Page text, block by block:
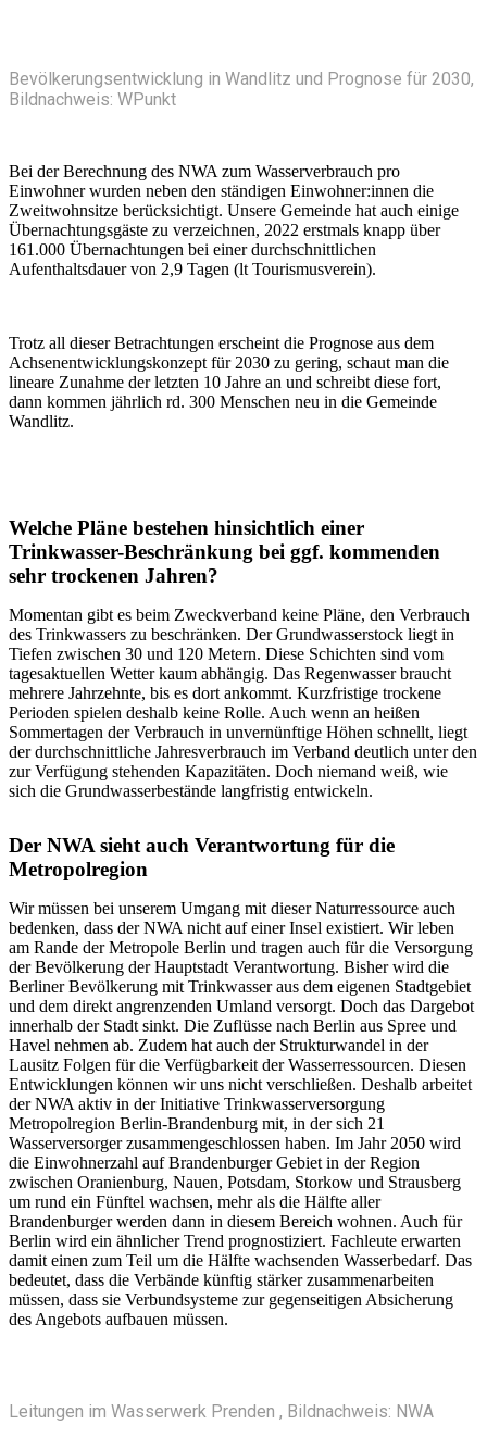
Bevölkerungsentwicklung in Wandlitz und Prognose für 2030,
Bildnachweis: WPunkt
Bei der Berechnung des NWA zum Wasserverbrauch pro
Einwohner wurden neben den ständigen Einwohner:innen die
Zweitwohnsitze berücksichtigt. Unsere Gemeinde hat auch einige
Übernachtungsgäste zu verzeichnen, 2022 erstmals knapp über
161.000 Übernachtungen bei einer durchschnittlichen
Aufenthaltsdauer von 2,9 Tagen (lt Tourismusverein).
Trotz all dieser Betrachtungen erscheint die Prognose aus dem
Achsenentwicklungskonzept für 2030 zu gering, schaut man die
lineare Zunahme der letzten 10 Jahre an und schreibt diese fort,
dann kommen jährlich rd. 300 Menschen neu in die Gemeinde
Wandlitz.
Welche Pläne bestehen hinsichtlich einer
Trinkwasser-Beschränkung bei ggf. kommenden
sehr trockenen Jahren?
Momentan gibt es beim Zweckverband keine Pläne, den Verbrauch
des Trinkwassers zu beschränken. Der Grundwasserstock liegt in
Tiefen zwischen 30 und 120 Metern. Diese Schichten sind vom
tagesaktuellen Wetter kaum abhängig. Das Regenwasser braucht
mehrere Jahrzehnte, bis es dort ankommt. Kurzfristige trockene
Perioden spielen deshalb keine Rolle. Auch wenn an heißen
Sommertagen der Verbrauch in unvernünftige Höhen schnellt, liegt
der durchschnittliche Jahresverbrauch im Verband deutlich unter den
zur Verfügung stehenden Kapazitäten. Doch niemand weiß, wie
sich die Grundwasserbestände langfristig entwickeln.
Der NWA sieht auch Verantwortung für die
Metropolregion
Wir müssen bei unserem Umgang mit dieser Naturressource auch
bedenken, dass der NWA nicht auf einer Insel existiert. Wir leben
am Rande der Metropole Berlin und tragen auch für die Versorgung
der Bevölkerung der Hauptstadt Verantwortung. Bisher wird die
Berliner Bevölkerung mit Trinkwasser aus dem eigenen Stadtgebiet
und dem direkt angrenzenden Umland versorgt. Doch das Dargebot
innerhalb der Stadt sinkt. Die Zuflüsse nach Berlin aus Spree und
Havel nehmen ab. Zudem hat auch der Strukturwandel in der
Lausitz Folgen für die Verfügbarkeit der Wasserressourcen. Diesen
Entwicklungen können wir uns nicht verschließen. Deshalb arbeitet
der NWA aktiv in der Initiative Trinkwasserversorgung
Metropolregion Berlin-Brandenburg mit, in der sich 21
Wasserversorger zusammengeschlossen haben. Im Jahr 2050 wird
die Einwohnerzahl auf Brandenburger Gebiet in der Region
zwischen Oranienburg, Nauen, Potsdam, Storkow und Strausberg
um rund ein Fünftel wachsen, mehr als die Hälfte aller
Brandenburger werden dann in diesem Bereich wohnen. Auch für
Berlin wird ein ähnlicher Trend prognostiziert. Fachleute erwarten
damit einen zum Teil um die Hälfte wachsenden Wasserbedarf. Das
bedeutet, dass die Verbände künftig stärker zusammenarbeiten
müssen, dass sie Verbundsysteme zur gegenseitigen Absicherung
des Angebots aufbauen müssen.
Leitungen im Wasserwerk Prenden , Bildnachweis: NWA